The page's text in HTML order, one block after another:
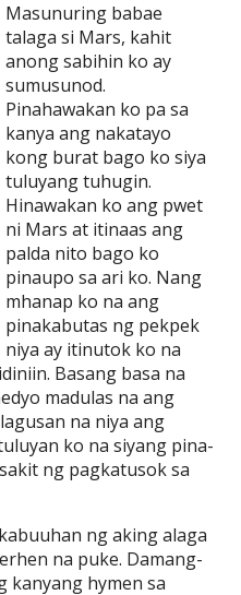
Masunuring babae
talaga si Mars, kahit
anong sabihin ko ay
sumusunod.
Pinahawakan ko pa sa
kanya ang nakatayo
kong burat bago ko siya
tuluyang tuhugin.
Hinawakan ko ang pwet
ni Mars at itinaas ang
palda nito bago ko
pinaupo sa ari ko. Nang
mhanap ko na ang
pinakabutas ng pekpek
niya ay itinutok ko na
Basang basa na
madulas na ang
na niya ang
ko na siyang pina-
ng pagkatusok sa
ng aking alaga
na puke. Damang-
kanyang hymen sa